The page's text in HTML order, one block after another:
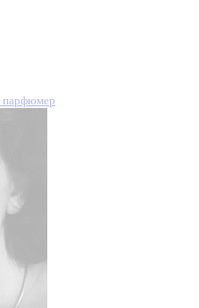
парфюмер